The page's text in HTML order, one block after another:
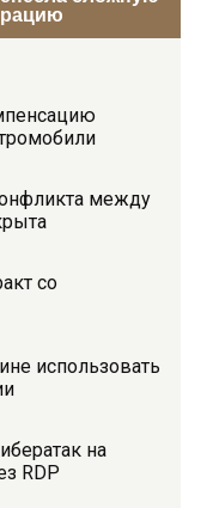
между
со
использовать
на
RDP